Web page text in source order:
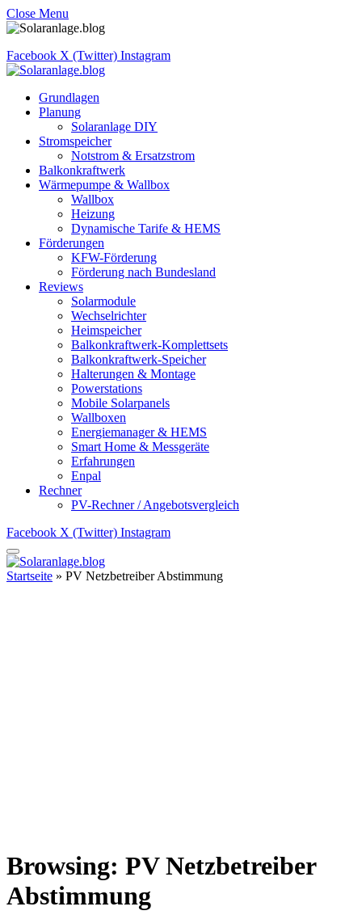
Close Menu
Facebook X (Twitter) Instagram
Grundlagen
Planung
Solaranlage DIY
Stromspeicher
Notstrom & Ersatzstrom
Balkonkraftwerk
Wärmepumpe & Wallbox
Wallbox
Heizung
Dynamische Tarife & HEMS
Förderungen
KFW-Förderung
Förderung nach Bundesland
Reviews
Solarmodule
Wechselrichter
Heimspeicher
Balkonkraftwerk-Komplettsets
Balkonkraftwerk-Speicher
Halterungen & Montage
Powerstations
Mobile Solarpanels
Wallboxen
Energiemanager & HEMS
Smart Home & Messgeräte
Erfahrungen
Enpal
Rechner
PV-Rechner / Angebotsvergleich
Facebook X (Twitter) Instagram
Startseite » PV Netzbetreiber Abstimmung
Browsing: PV Netzbetreiber
Abstimmung